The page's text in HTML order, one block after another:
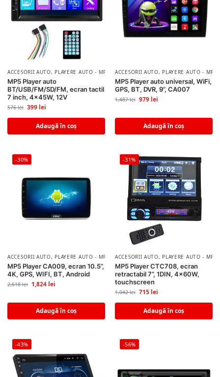
ACCESORII AUTO, PLAYERE AUTO - MP3/MP5 PLAYER
MP5 Player auto
BT/USB/FM/SD/FM, ecran tactil
7 inch, 4x45W, 12V
576lei 399 lei
Adaugă în coș
ACCESORII AUTO, PLAYERE AUTO -
MP5 Player auto universal, WiFi,
GPS, BT, DVR, 9”, CA007
1,487lei 979 lei
Adaugă în coș
-30%
ACCESORII AUTO, PLAYERE AUTO - MP3/MP5 PLAYER
MP5 Player CA009, ecran 10.5”,
4K, GPS, WIFI, BT, Android
2,618lei 1,824 lei
Adaugă în coș
-31%
ACCESORII AUTO, PLAYERE AUTO -
MP5 Player CTC708, ecran
retractabil 7”, 1DIN, 4x60W,
touchscreen
1,042lei 715 lei
Adaugă în coș
-43% -56%